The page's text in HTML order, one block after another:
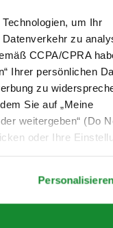
um Ihr
zu
CCPA/CPRA
Ihrer persönlichen
zu
Sie auf „Meine
weitergeben“ (Do
oder Ihre